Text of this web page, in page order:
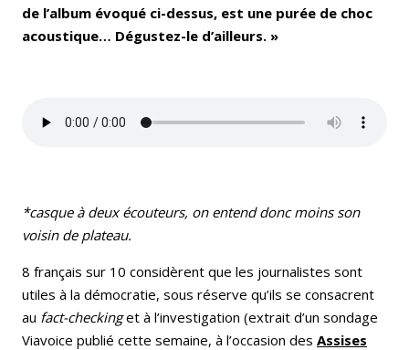
de l’album évoqué ci-dessus, est une purée de choc
acoustique… Dégustez-le d’ailleurs. »
*casque à deux écouteurs, on entend donc moins son
voisin de plateau.
8 français sur 10 considèrent que les journalistes sont
utiles à la démocratie, sous réserve qu’ils se consacrent
au fact-checkinget à l’investigation (extrait d’un sondage
Viavoice publié cette semaine, à l’occasion des Assises